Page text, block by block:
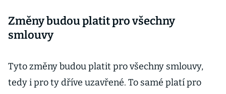
Změny budou platit pro všechny
smlouvy
Tyto změny budou platit pro všechny smlouvy,
tedy i pro ty dříve uzavřené. To samé platí pro